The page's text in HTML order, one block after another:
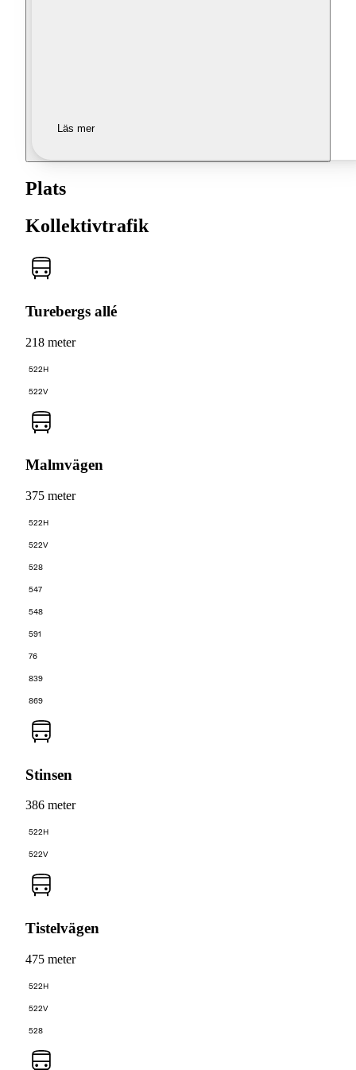
Läs mer
Plats
Kollektivtrafik
Turebergs allé
218 meter
522H
522V
Malmvägen
375 meter
522H
522V
528
547
548
591
76
839
869
Stinsen
386 meter
522H
522V
Tistelvägen
475 meter
522H
522V
528